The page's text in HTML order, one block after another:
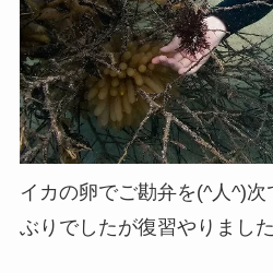
イカの卵でご勘弁を(^人^)
ぶりでしたが復習やりまし